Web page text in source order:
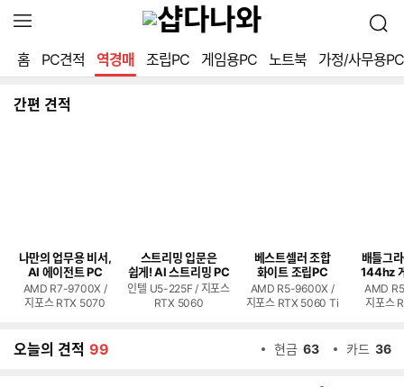
역
열
기
검
색
홈
PC견적 역경매 조립PC 게임용PC 노트북 가정/사무용PC
간편 견적
나만의 업무용 비서,
AI 에이전트 PC
AMD R7-9700X /
지포스 RTX 5070
스트리밍 입문은
쉽게! AI 스트리밍 PC
인텔 U5-225F / 지포스
RTX 5060
베스트셀러 조합
화이트 조립PC
AMD R5-9600X /
지포스 RTX 5060 Ti
배틀그
144hz
AMD
지포스
오늘의 견적 99 현금 63 카드 36